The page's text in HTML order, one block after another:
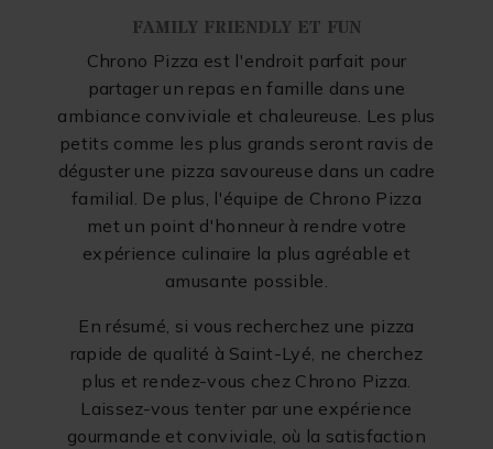
FAMILY FRIENDLY ET FUN
Chrono Pizza est l'endroit parfait pour
partager un repas en famille dans une
ambiance conviviale et chaleureuse. Les plus
petits comme les plus grands seront ravis de
déguster une pizza savoureuse dans un cadre
familial. De plus, l'équipe de Chrono Pizza
met un point d'honneur à rendre votre
expérience culinaire la plus agréable et
amusante possible.
En résumé, si vous recherchez une pizza
rapide de qualité à Saint-Lyé, ne cherchez
plus et rendez-vous chez Chrono Pizza.
Laissez-vous tenter par une expérience
gourmande et conviviale, où la satisfaction